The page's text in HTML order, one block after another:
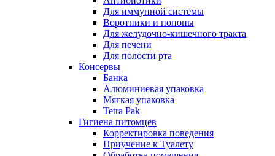
Для иммунной системы
Воротники и попоны
Для желудочно-кишечного тракта
Для печени
Для полости рта
Консервы
Банка
Алюминиевая упаковка
Мягкая упаковка
Tetra Pak
Гигиена питомцев
Корректировка поведения
Приучение к Туалету